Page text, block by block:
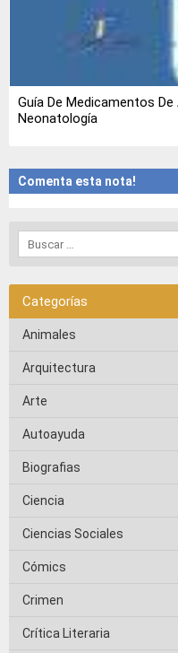
Guía De Medicamentos
Neonatología
Comenta esta nota!
Categorías
Animales
Arquitectura
Arte
Autoayuda
Biografias
Ciencia
Ciencias Sociales
Cómics
Crimen
Crítica Literaria